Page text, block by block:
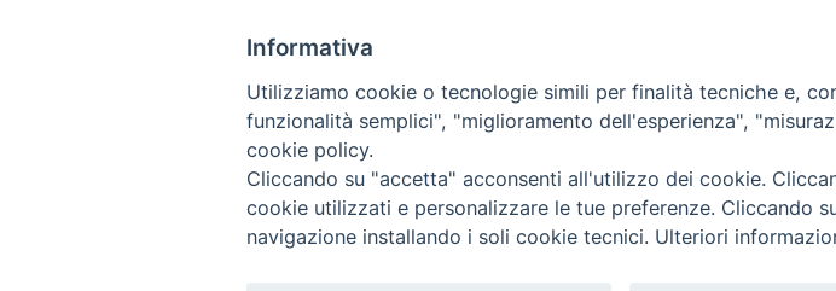
Informativa
Utilizziamo cookie o tecnologie simili per finalità tecniche e,
funzionalità semplici", "miglioramento dell'esperienza",
cookie policy.
Cliccando su "accetta" acconsenti all'utilizzo dei cookie.
cookie utilizzati e personalizzare le tue preferenze. Cliccando
navigazione installando i soli cookie tecnici. Ulteriori